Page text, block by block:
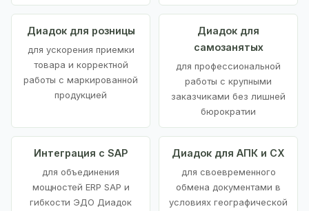
Диадок для розницы
для ускорения приемки
товара и корректной
работы с маркированной
продукцией
Диадок для
самозанятых
для профессиональной
работы с крупными
заказчиками без лишней
бюрократии
Интеграция с SAP
для объединения
мощностей ERP SAP и
гибкости ЭДО Диадок
Диадок для АПК и СХ
для своевременного
обмена документами в
условиях географической